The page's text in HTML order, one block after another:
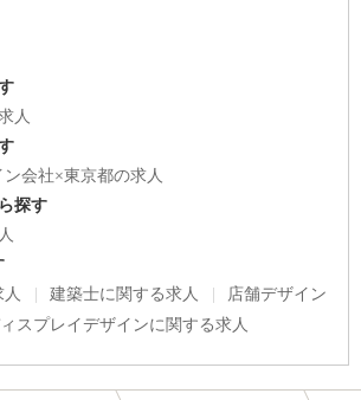
人
会社×東京都の求人
探す
建築士に関する求人
店舗デザイン
スプレイデザインに関する求人